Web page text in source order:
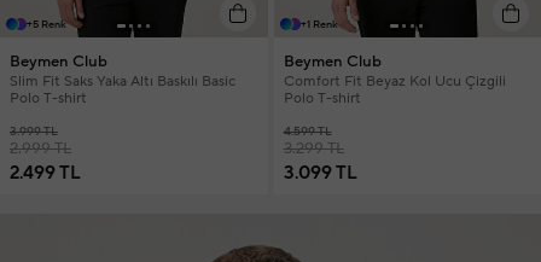
+5 Renk
Beymen Club
Slim Fit Saks Yaka Altı Baskılı Basic
Polo T-shirt
3.999 TL
2.999 TL
2.499 TL
+1 Renk
Beymen Club
Comfort Fit Beyaz Kol Ucu Çizgili
Polo T-shirt
4.599 TL
3.299 TL
3.099 TL